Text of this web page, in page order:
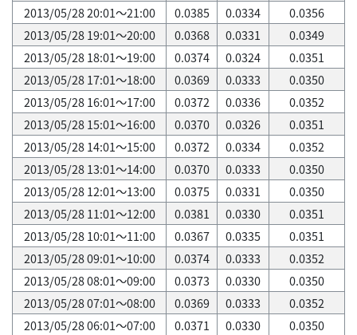
2013/05/28 20:01～21:00
0.0385 0.0334
0.0356
2013/05/28 19:01～20:00
0.0368 0.0331
0.0349
2013/05/28 18:01～19:00
0.0374 0.0324
0.0351
2013/05/28 17:01～18:00
0.0369 0.0333
0.0350
2013/05/28 16:01～17:00
0.0372 0.0336
0.0352
2013/05/28 15:01～16:00
0.0370 0.0326
0.0351
2013/05/28 14:01～15:00
0.0372 0.0334
0.0352
2013/05/28 13:01～14:00
0.0370 0.0333
0.0350
2013/05/28 12:01～13:00
0.0375 0.0331
0.0350
2013/05/28 11:01～12:00
0.0381 0.0330
0.0351
2013/05/28 10:01～11:00
0.0367 0.0335
0.0351
2013/05/28 09:01～10:00
0.0374 0.0333
0.0352
2013/05/28 08:01～09:00
0.0373 0.0330
0.0350
2013/05/28 07:01～08:00
0.0369 0.0333
0.0352
2013/05/28 06:01～07:00
0.0371 0.0330
0.0350